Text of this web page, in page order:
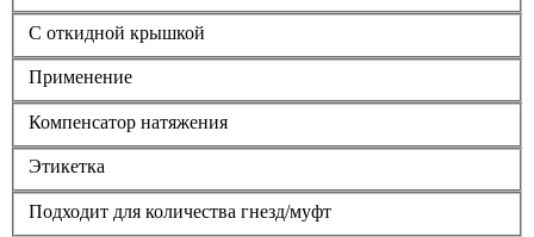
С откидной крышкой
Применение
Компенсатор натяжения
Этикетка
Подходит для количества гнезд/муфт